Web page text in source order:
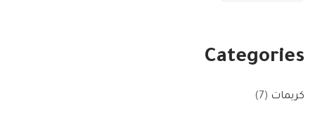
Categories
كريمات 7